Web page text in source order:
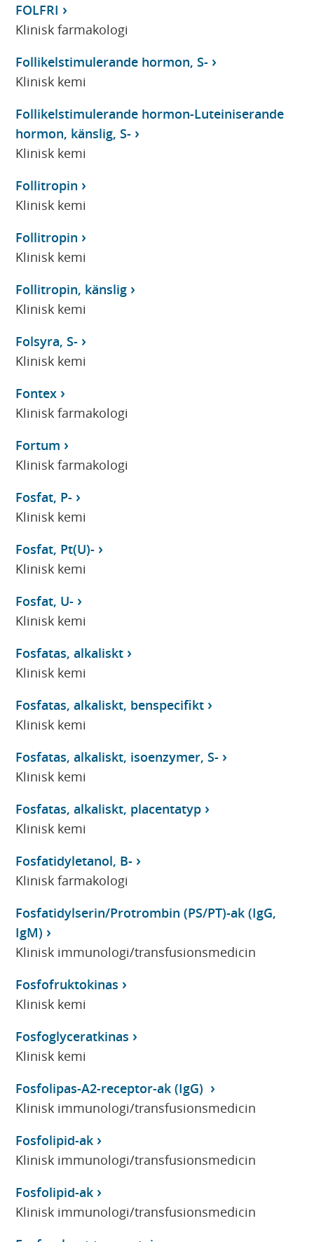
FOLFRI
Klinisk farmakologi
Follikelstimulerande hormon, S-
Klinisk kemi
Follikelstimulerande hormon-Luteiniserande
hormon, känslig, S-
Klinisk kemi
Follitropin
Klinisk kemi
Follitropin
Klinisk kemi
Follitropin, känslig
Klinisk kemi
Folsyra, S-
Klinisk kemi
Fontex
Klinisk farmakologi
Fortum
Klinisk farmakologi
Fosfat, P-
Klinisk kemi
Fosfat, Pt(U)-
Klinisk kemi
Fosfat, U-
Klinisk kemi
Fosfatas, alkaliskt
Klinisk kemi
Fosfatas, alkaliskt, benspecifikt
Klinisk kemi
Fosfatas, alkaliskt, isoenzymer, S-
Klinisk kemi
Fosfatas, alkaliskt, placentatyp
Klinisk kemi
Fosfatidyletanol, B-
Klinisk farmakologi
Fosfatidylserin/Protrombin (PS/PT)-ak (IgG,
IgM)
Klinisk immunologi/transfusionsmedicin
Fosfofruktokinas
Klinisk kemi
Fosfoglyceratkinas
Klinisk kemi
Fosfolipas-A2-receptor-ak (IgG)
Klinisk immunologi/transfusionsmedicin
Fosfolipid-ak
Klinisk immunologi/transfusionsmedicin
Fosfolipid-ak
Klinisk immunologi/transfusionsmedicin